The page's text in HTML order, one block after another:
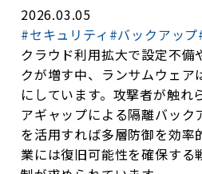
2026.03.05
#セキュリティ #バックアップ
クラウド利用拡大で設定不備
クが増す中、ランサムウェア
にしています。攻撃者が触れ
アギャップによる隔離バック
を活用すれば多層防御を効率
業には復旧可能性を確保する